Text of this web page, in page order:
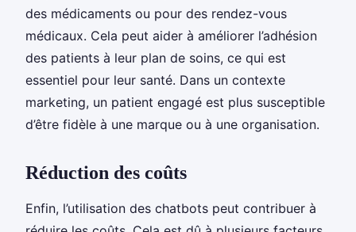
des médicaments ou pour des rendez-vous
médicaux. Cela peut aider à améliorer l’adhésion
des patients à leur plan de soins, ce qui est
essentiel pour leur santé. Dans un contexte
marketing, un patient engagé est plus susceptible
d’être fidèle à une marque ou à une organisation.
Réduction des coûts
Enfin, l’utilisation des chatbots peut contribuer à